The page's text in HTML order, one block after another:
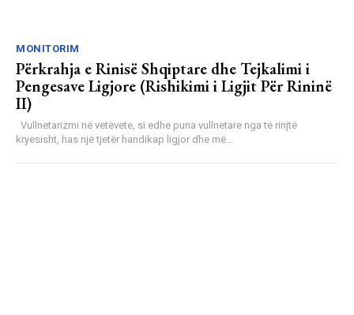
MONITORIM
Përkrahja e Rinisë Shqiptare dhe Tejkalimi i
Pengesave Ligjore (Rishikimi i Ligjit Për Rininë
II)
kryesisht, has një tjetër handikap ligjor dhe më...